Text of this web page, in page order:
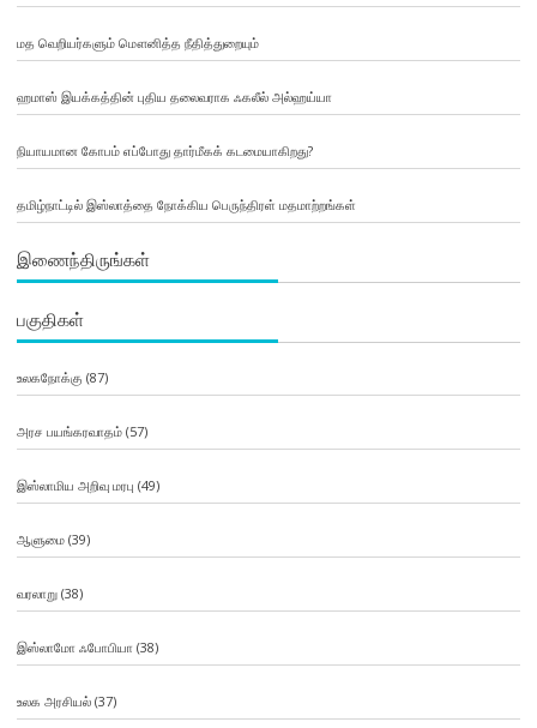
மத வெறியர்களும் மௌனித்த நீதித்துறையும்
ஹமாஸ் இயக்கத்தின் புதிய தலைவராக ஃகலீல் அல்ஹய்யா
நியாயமான கோபம் எப்போது தார்மீகக் கடமையாகிறது?
தமிழ்நாட்டில் இஸ்லாத்தை நோக்கிய பெருந்திரள் மதமாற்றங்கள்
இணைந்திருங்கள்
பகுதிகள்
உலகநோக்கு (87)
அரச பயங்கரவாதம்(57)
இஸ்லாமிய அறிவு மரபு (49)
ஆளுமை(39)
வரலாறு(38)
இஸ்லாமோ ஃபோபியா (38)
உலக அரசியல்(37)